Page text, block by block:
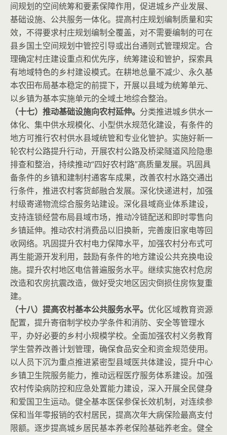
间规划的空间统筹和要素保障作用，促进城乡产业发展、
基础设施、公共服务一体化。提高村庄规划编制质量和实
效，不得要求村庄规划编制全覆盖，对不需要编制的可在
县乡国土空间规划中管控引导或出台通则式管理规定。合
理确定村庄建设重点和优先序，统筹建设和管护，探索具
有地域特色的乡村建设模式。在耕地总量不减少、永久基
本农田布局基本稳定的前提下，开展以县域为统筹单元、
以乡镇为基本实施单元的全域土地综合整治。
（十七）推动基础设施向农村延伸。 分类推进城乡供水一
体化、集中供水规模化、小型供水规范化建设，有条件的
地方可推行农村供水县域统管和专业化管护。实施好新一
轮农村公路提升行动，开展农村公路及桥梁隧道风险隐患
排查和整治，持续推动“四好农村路”高质量发展。巩固具
备条件的乡镇和建制村通客车成果，改善农村水路交通出
行条件，推进农村客货邮融合发展。深化快递进村，加强
村级寄递物流综合服务站建设。深化县域商业体系建设，
支持连锁经营布局县域市场，推动冷链配送和即时零售向
乡镇延伸。推动农村消费品以旧换新，完善废旧家电等回
收网络。巩固提升农村电力保障水平，加强农村分布式可
再生能源开发利用，鼓励有条件的地方建设公共充换电设
施。提升农村地区电信普遍服务水平。继续实施农村危房
改造和农房抗震改造，做好受灾地区因灾倒损住房恢复重
建。
（十八）提高农村基本公共服务水平。 优化区域教育资源
配置，提升寄宿制学校办学条件和消防、安全等管理水
平，办好必要的乡村小规模学校。全面加强农村义务教育
学生营养改善计划管理，确保食品安全和资金规范使用。
以人员下沉为重点推进紧密型县域医共体建设，提升中心
乡镇卫生院服务能力，推动远程医疗服务体系建设。加强
农村传染病防控和应急处置能力建设，深入开展全民健身
和爱国卫生运动。健全基本医保参保长效机制，对连续参
保和当年零报销的农村居民，提高次年大病保险最高支付
限额。逐步提高城乡居民基本养老保险基础养老金。健全